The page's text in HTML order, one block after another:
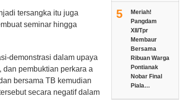
tersangka itu juga
seminar hingga
demonstrasi dalam upaya
pembuktian perkara a
bersama TB kemudian
secara negatif dalam
5
Meriah!
Pangdam
XII/Tpr
Membaur
Bersama
Ribuan Warga
Pontianak
Nobar Final
Piala…